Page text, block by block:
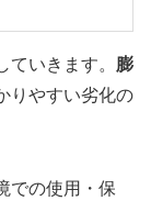
いきます。 膨
りやすい劣化の
での使用・保